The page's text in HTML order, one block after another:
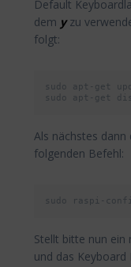
Default
dem yzu
folgt:
sudo apt-get
sudo apt-get
Als nächstes
folgenden Befehl:
sudo raspi-
Stellt bitte nun ein
und das